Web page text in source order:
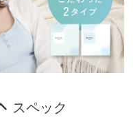
スペック